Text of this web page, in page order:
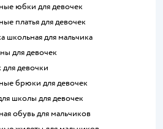
юбки для девочек
платья для девочек
школьная для мальчика
для девочек
для девочки
брюки для девочек
школы для девочек
обувь для мальчиков